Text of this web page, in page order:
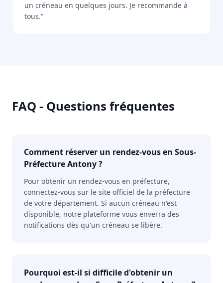
un créneau en quelques jours. Je recommande à
tous."
FAQ - Questions fréquentes
Comment réserver un rendez-vous en Sous-
Préfecture Antony ?
Pour obtenir un rendez-vous en préfecture,
connectez-vous sur le site officiel de la préfecture
de votre département. Si aucun créneau n'est
disponible, notre plateforme vous enverra des
notifications dès qu'un créneau se libère.
Pourquoi est-il si difficile d'obtenir un